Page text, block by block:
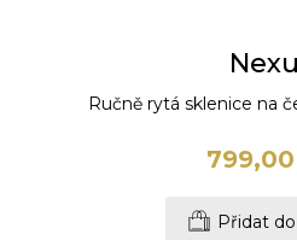
Ručně rytá sklenice na
Přidat